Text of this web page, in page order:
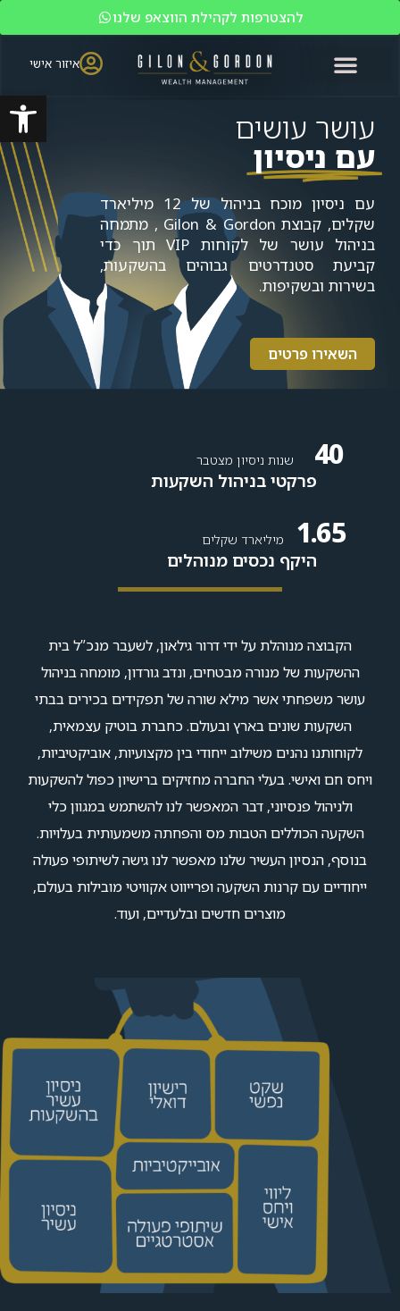
פתח
להצטרפות לקהילת הווצאפ שלנו
איזור אישי
עושר עושים
עם ניסיון
עם ניסיון מוכח בניהול של 12 מיליארד
שקלים, קבוצת Gilon & Gordon , מתמחה
בניהול עושר של לקוחות VIP תוך כדי
קביעת סטנדרטים גבוהים בהשקעות,
בשירות ובשקיפות.
השאירו פרטים
40 שנות ניסיון מצטבר
פרקטי בניהול השקעות
1.65 מיליארד שקלים
היקף נכסים מנוהלים
הקבוצה מנוהלת על ידי דרור גילאון, לשעבר מנכ”ל בית
ההשקעות של מנורה מבטחים, ונדב גורדון, מומחה בניהול
עושר משפחתי אשר מילא שורה של תפקידים בכירים בבתי
השקעות שונים בארץ ובעולם. כחברת בוטיק עצמאית,
לקוחותנו נהנים משילוב ייחודי בין מקצועיות, אוביקטיביות,
ויחס חם ואישי. בעלי החברה מחזיקים ברישיון כפול להשקעות
ולניהול פנסיוני, דבר המאפשר לנו להשתמש במגוון כלי
השקעה הכוללים הטבות מס והפחתה משמעותית בעלויות.
בנוסף, הנסיון העשיר שלנו מאפשר לנו גישה לשיתופי פעולה
ייחודיים עם קרנות השקעה ופרייווט אקוויטי מובילות בעולם,
מוצרים חדשים ובלעדיים, ועוד.